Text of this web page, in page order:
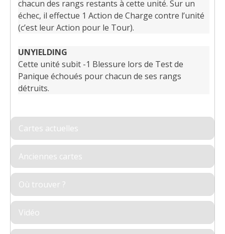
chacun des rangs restants à cette unité. Sur un
échec, il effectue 1 Action de Charge contre l’unité
(c’est leur Action pour le Tour).
UNYIELDING
Cette unité subit -1 Blessure lors de Test de
Panique échoués pour chacun de ses rangs
détruits.
Cartes actuelles
Anciennes cartes
Où trouver ?
Vidéo